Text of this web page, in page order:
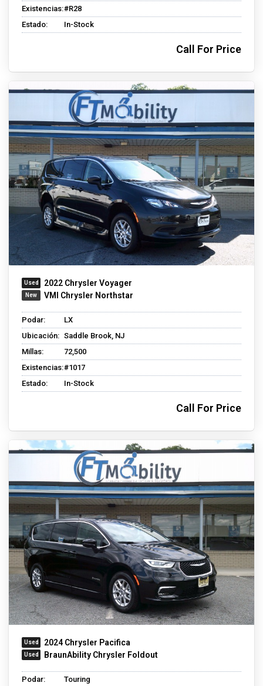
Existencias:#R28
Estado:
In-Stock
Call For Price
2022 Chrysler Voyager
VMI Chrysler Northstar
Podar:
LX
Ubicación: Saddle Brook, NJ
Millas:
72,500
Existencias:#1017
Estado:
In-Stock
Call For Price
2024 Chrysler Pacifica
BraunAbility Chrysler Foldout
Podar:
Touring